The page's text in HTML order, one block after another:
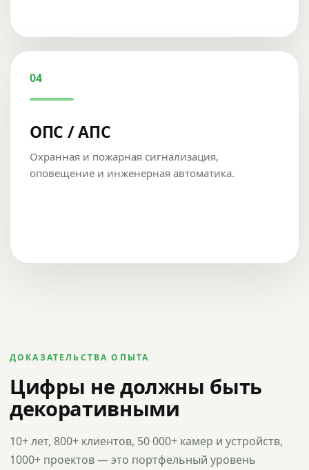
04
ОПС / АПС
Охранная и пожарная сигнализация,
оповещение и инженерная автоматика.
ДОКАЗАТЕЛЬСТВА ОПЫТА
Цифры не должны быть
декоративными
10+ лет, 800+ клиентов, 50 000+ камер и устройств,
1000+ проектов — это портфельный уровень